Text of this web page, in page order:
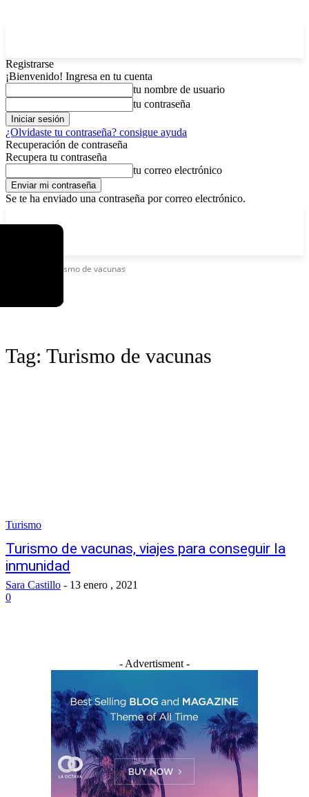
Registrarse
¡Bienvenido! Ingresa en tu cuenta
tu nombre de usuario
tu contraseña
¿Olvidaste tu contraseña? consigue ayuda
Recuperación de contraseña
Recupera tu contraseña
tu correo electrónico
Se te ha enviado una contraseña por correo electrónico.
Turismo de vacunas
Tag: Turismo de vacunas
Turismo
Turismo de vacunas, viajes para conseguir la
inmunidad
Sara Castillo - 13 enero , 2021
0
- Advertisment -